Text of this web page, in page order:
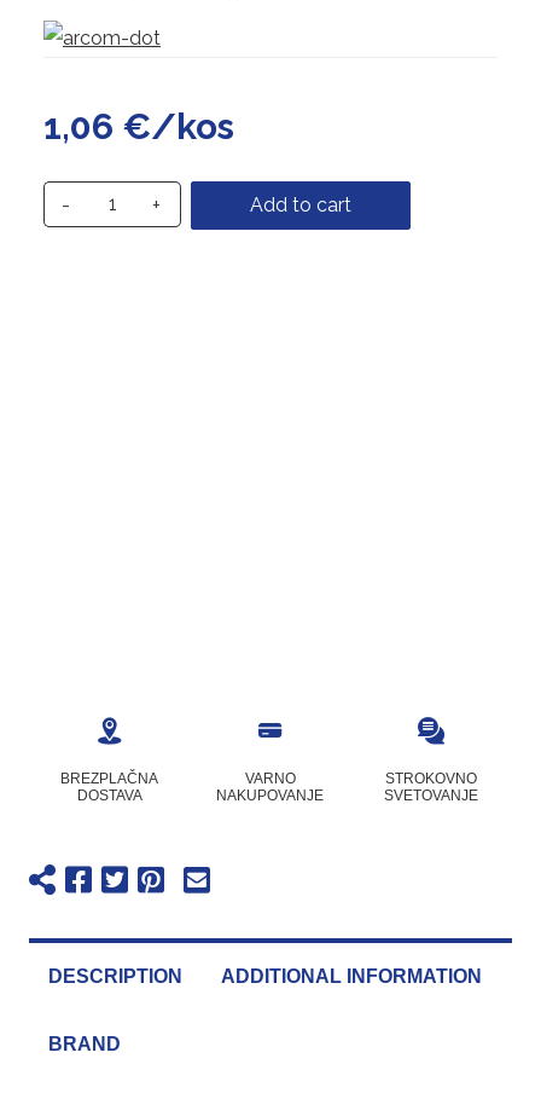
1,06 €/kos
- + Add to cart
BREZPLAČNA
DOSTAVA
VARNO
NAKUPOVANJE
STROKOVNO
SVETOVANJE
DESCRIPTION ADDITIONAL INFORMATION
BRAND